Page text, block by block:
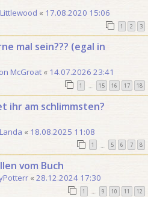
e
« 17.08.2020 15:06
1 2 3
mal sein??? (egal in
McGroat « 14.07.2026 23:41
1 15 16 17 18
ihr am schlimmsten?
« 18.08.2025 11:08
1 … 5 6 7 8
vom Buch
«28.12.2024 17:30
1 … 9 10 11 12